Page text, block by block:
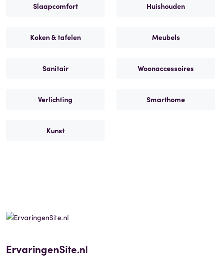
Slaapcomfort Huishouden
Koken & tafelen Meubels
Sanitair Woonaccessoires
Verlichting Smarthome
Kunst
ErvaringenSite.nl